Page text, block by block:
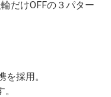
だけOFFの３パター
採用。